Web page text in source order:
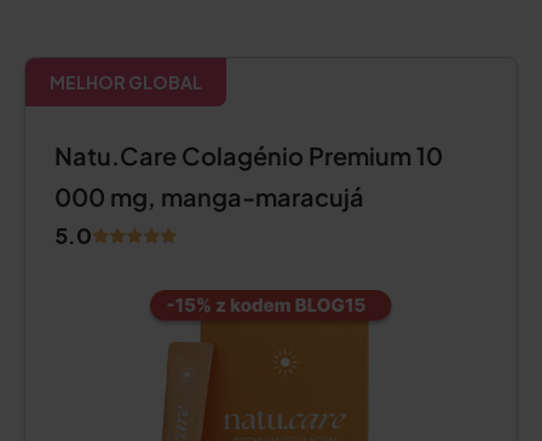
MELHOR GLOBAL
Natu.Care Colagénio Premium 10
000 mg, manga-maracujá
5.0